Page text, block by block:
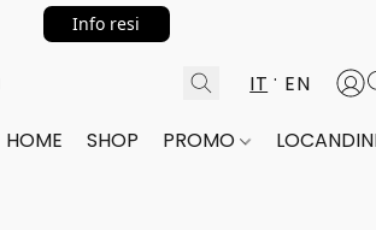
Info resi
IT EN
HOME SHOP PROMO